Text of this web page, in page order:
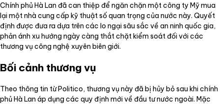
Chính phủ Hà Lan đã can thiệp để ngăn chặn một công ty Mỹ mua
lại một nhà cung cấp kỹ thuật số quan trọng của nước này. Quyết
định được đưa ra dựa trên các lo ngại sâu sắc về an ninh quốc gia,
phản ánh xu hướng ngày càng thắt chặt kiểm soát đối với các
thương vụ công nghệ xuyên biên giới.
Bối cảnh thương vụ
Theo thông tin từ Politico, thương vụ này đã bị hủy bỏ sau khi chính
phủ Hà Lan áp dụng các quy định mới về đầu tư nước ngoài. Mặc